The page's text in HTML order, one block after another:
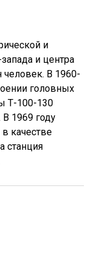
и
и центра
В 1960-
головных
Т-100-130
В 1969 году
качестве
станция